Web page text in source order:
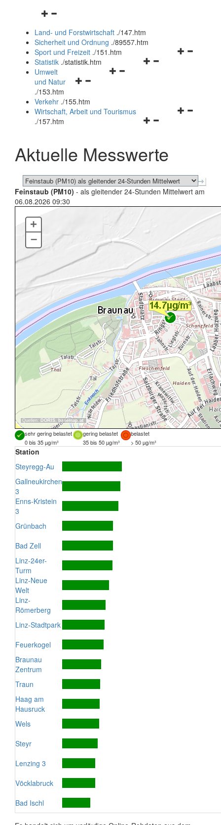
Navigationsmenü
und
schließen
Land- und Forstwirtschaft ./147.htm
Sicherheit und Ordnung ./89557.htm
Navigationsmenü
Sport und Freizeit ./151.htm
Navigationsmenü
Statistik ./statistik.htm
Navigationsmenü
und
schließen
Umwelt
und Natur
./153.htm
Verkehr ./155.htm
Navigationsmenü
schließen
Wirtschaft, Arbeit und Tourismus
./157.htm
Aktuelle Messwerte
Feinstaub (PM10) - als gleitender 24-Stunden Mittelwert am
06.08.2026 09:30
Quellen: DORIS, basemap.at
+
–
sehr gering belastet gering belastet
belastet
0 bis 35 µg/m³
35 bis 50 µg/m³ > 50 µg/m³
Station
Steyregg-Au
Gallneukirchen
3
Enns-Kristein
3
Grünbach
Bad Zell
Linz-24er-
Turm
Linz-Neue
Welt
Linz-
Römerberg
Linz-Stadtpark
Feuerkogel
Braunau
Zentrum
Traun
Haag am
Hausruck
Wels
Steyr
Lenzing 3
Vöcklabruck
Bad Ischl